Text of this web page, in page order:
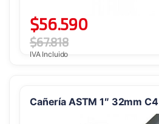
$56.590
$67.818
IVA Incluido
Cañería ASTM 1″ 32mm C4